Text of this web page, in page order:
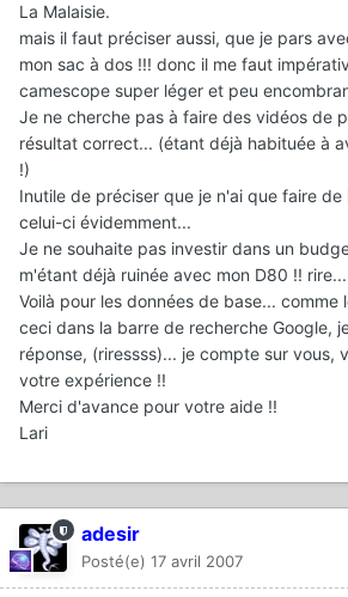
La Malaisie.
mais il faut préciser aussi, que je pars
mon sac à dos !!! donc il me faut
camescope super léger et peu
Je ne cherche pas à faire des vidéos de
résultat correct... (étant déjà habituée à
!)
Inutile de préciser que je n'ai que faire
celui-ci évidemment...
Je ne souhaite pas investir dans un
m'étant déjà ruinée avec mon D80 !! rire...
Voilà pour les données de base...
ceci dans la barre de recherche Google,
réponse, (riressss)... je compte sur vous,
votre expérience !!
Merci d'avance pour votre aide !!
Lari
adesir
Posté(e) 17 avril 2007